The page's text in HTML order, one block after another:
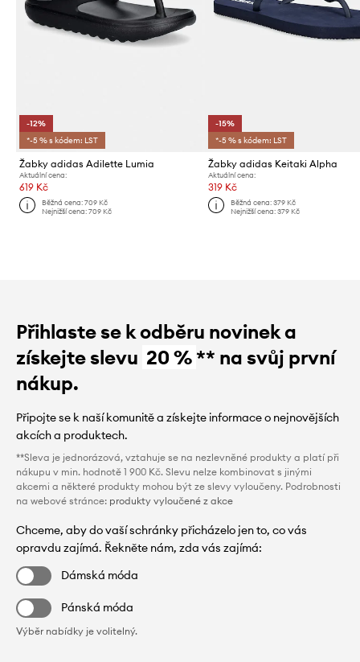
-12%
*-5 % s kódem: LST
Žabky adidas Adilette Lumia
Aktuální cena:
619 Kč
Běžná cena:709 Kč
Nejnižší cena:709 Kč
-15%
*-5 % s kódem: LST
Žabky adidas Keitaki Alpha
Aktuální cena:
319 Kč
Běžná cena: 379 Kč
Nejnižší cena: 379 Kč
Přihlaste se k odběru novinek a
získejte slevu 20 %** na svůj první
nákup.
Připojte se k naší komunitě a získejte informace o nejnovějších
akcích a produktech.
**Sleva je jednorázová, vztahuje se na nezlevněné produkty a platí při
nákupu v min. hodnotě 1 900 Kč. Slevu nelze kombinovat s jinými
akcemi a některé produkty mohou být ze slevy vyloučeny. Podrobnosti
na webové stránce: produkty vyloučené z akce
Chceme, aby do vaší schránky přicházelo jen to, co vás
opravdu zajímá. Řekněte nám, zda vás zajímá:
Dámská móda
Pánská móda
Výběr nabídky je volitelný.